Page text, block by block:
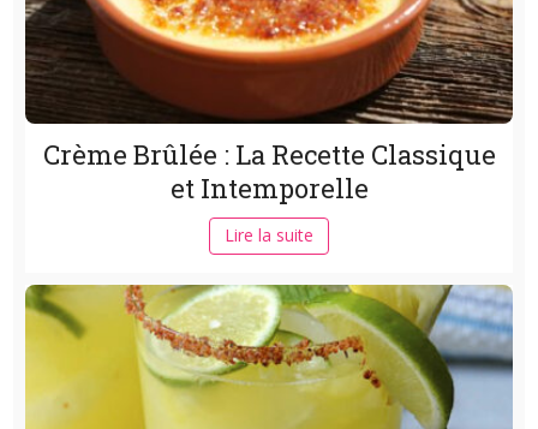
Crème Brûlée : La Recette Classique
et Intemporelle
Lire la suite